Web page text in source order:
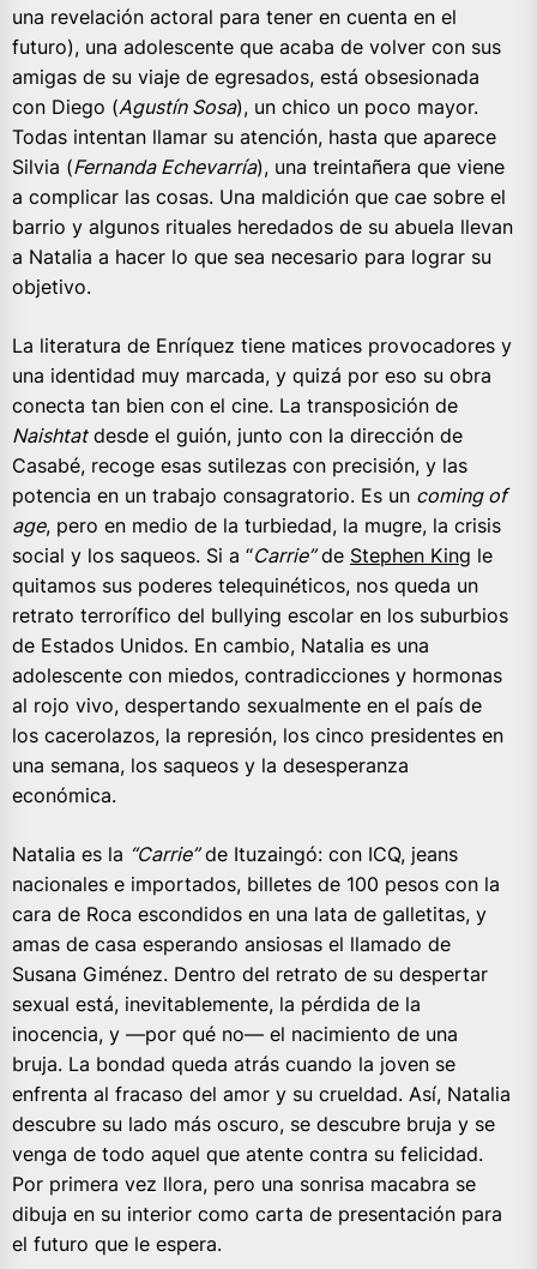
una revelación actoral para tener en cuenta en el
futuro), una adolescente que acaba de volver con sus
amigas de su viaje de egresados, está obsesionada
con Diego (Agustín Sosa), un chico un poco mayor.
Todas intentan llamar su atención, hasta que aparece
Silvia (Fernanda Echevarría), una treintañera que viene
a complicar las cosas. Una maldición que cae sobre el
barrio y algunos rituales heredados de su abuela llevan
a Natalia a hacer lo que sea necesario para lograr su
objetivo.
La literatura de Enríquez tiene matices provocadores y
una identidad muy marcada, y quizá por eso su obra
conecta tan bien con el cine. La transposición de
Naishtatdesde el guión, junto con la dirección de
Casabé, recoge esas sutilezas con precisión, y las
potencia en un trabajo consagratorio. Es un coming of
age, pero en medio de la turbiedad, la mugre, la crisis
social y los saqueos. Si a “Carrie”de Stephen King le
quitamos sus poderes telequinéticos, nos queda un
retrato terrorífico del bullying escolar en los suburbios
de Estados Unidos. En cambio, Natalia es una
adolescente con miedos, contradicciones y hormonas
al rojo vivo, despertando sexualmente en el país de
los cacerolazos, la represión, los cinco presidentes en
una semana, los saqueos y la desesperanza
económica.
Natalia es la “Carrie”de Ituzaingó: con ICQ, jeans
nacionales e importados, billetes de 100 pesos con la
cara de Roca escondidos en una lata de galletitas, y
amas de casa esperando ansiosas el llamado de
Susana Giménez. Dentro del retrato de su despertar
sexual está, inevitablemente, la pérdida de la
inocencia, y —por qué no— el nacimiento de una
bruja. La bondad queda atrás cuando la joven se
enfrenta al fracaso del amor y su crueldad. Así, Natalia
descubre su lado más oscuro, se descubre bruja y se
venga de todo aquel que atente contra su felicidad.
Por primera vez llora, pero una sonrisa macabra se
dibuja en su interior como carta de presentación para
el futuro que le espera.